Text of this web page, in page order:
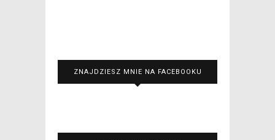
ZNAJDZIESZ MNIE NA FACEBOOKU